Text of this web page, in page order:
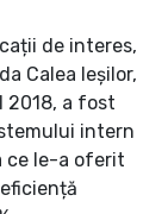
de interes,
Calea Ieșilor,
2018, a fost
intern
ce le-a oferit